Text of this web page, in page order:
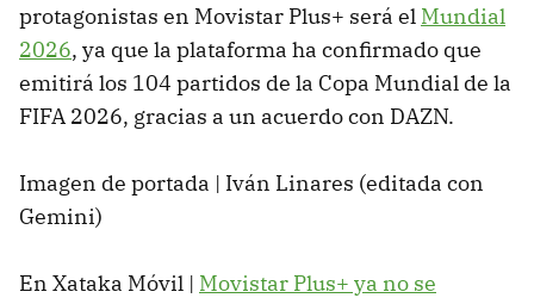
protagonistas en Movistar Plus+ será el Mundial
2026, ya que la plataforma ha confirmado que
emitirá los 104 partidos de la Copa Mundial de la
FIFA 2026, gracias a un acuerdo con DAZN.
Imagen de portada | Iván Linares (editada con
Gemini)
En Xataka Móvil | Movistar Plus+ ya no se